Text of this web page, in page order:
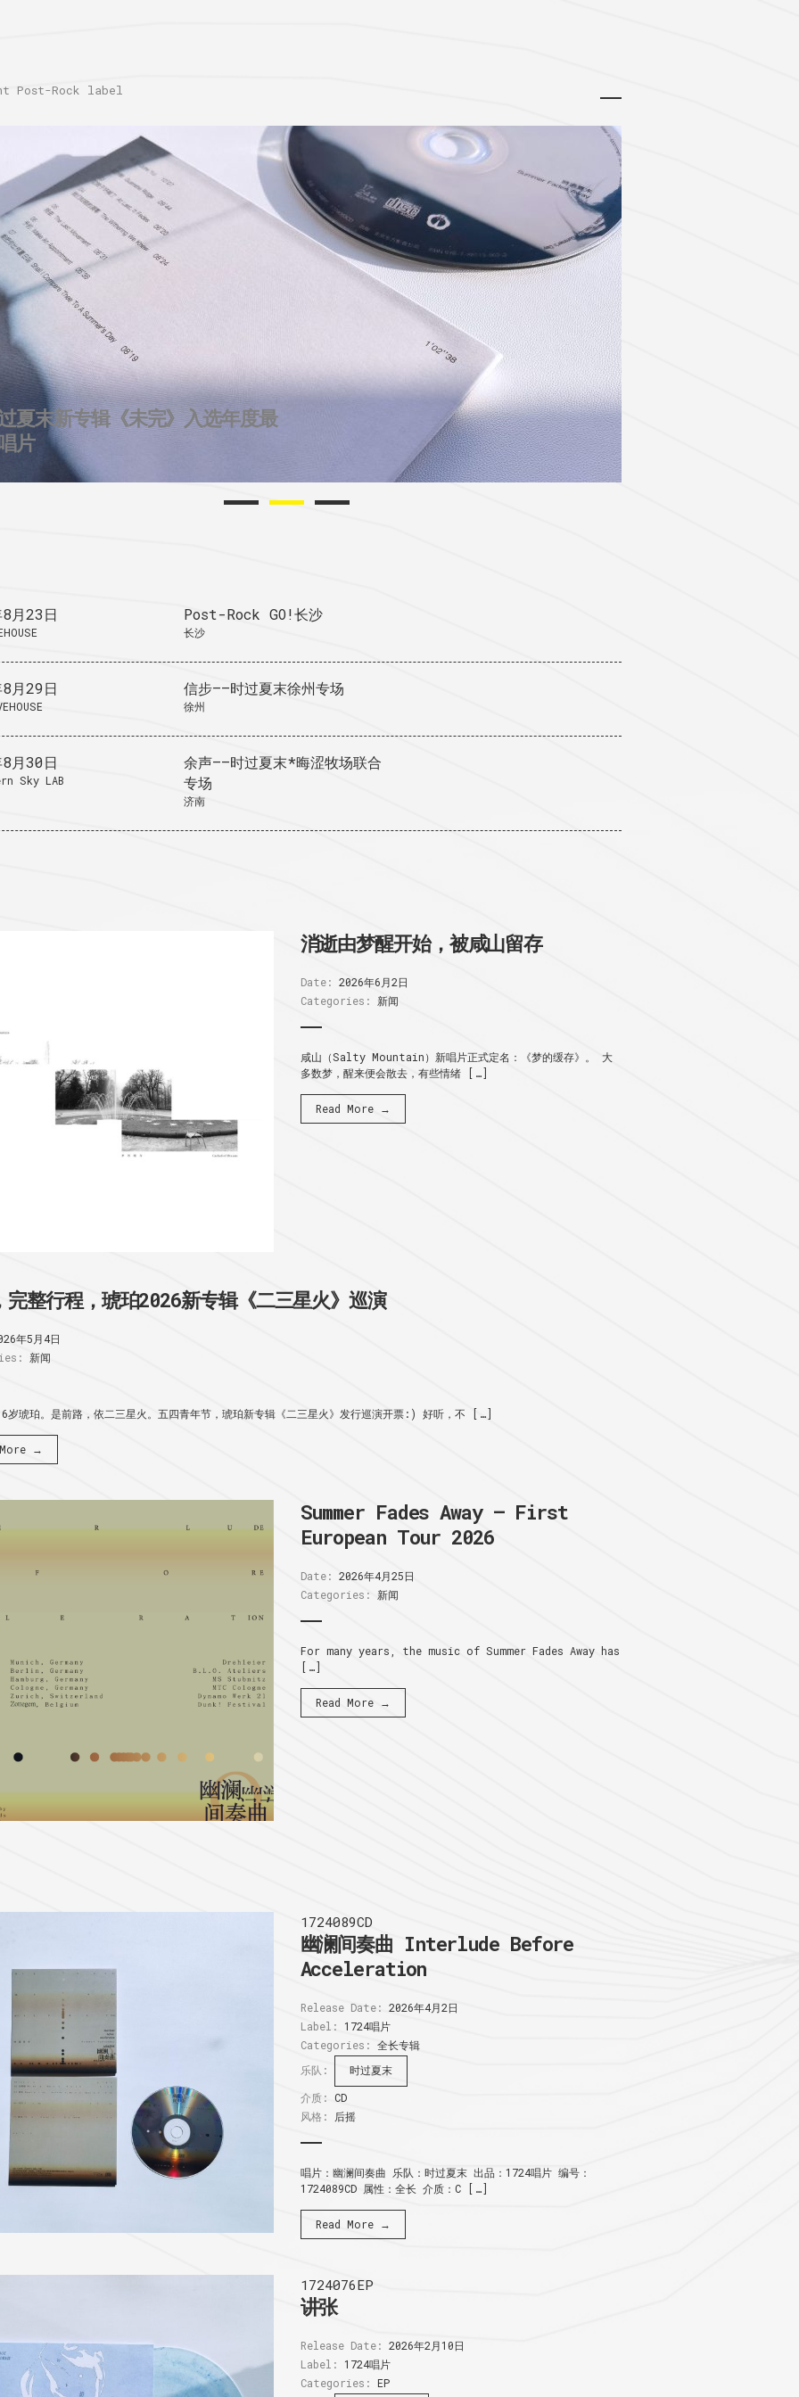
Post-Rock label
唱片的2025
夏末新专辑《未完》入选年度最
片
城市后摇群
月23日 Post-Rock GO!长沙
长沙
月29日 信步——时过夏末徐州专场
徐州
月30日
Sky LAB
余声——时过夏末*晦涩牧场联合
专场
济南
消逝由梦醒开始，被咸山留存
Date: 2026年6月2日
Categories:
新闻
咸山（Salty Mountain）新唱片正式定名：《梦的缓存》。 大
多数梦，醒来便会散去，有些情绪 […]
Read More →
完整行程，琥珀2026新专辑《二三星火》巡演
年5月4日
新闻
岁琥珀。是前路，依二三星火。五四青年节，琥珀新专辑《二三星火》发行巡演开票:) 好听，不 […]
→
Summer Fades Away – First
European Tour 2026
Date: 2026年4月25日
Categories:
新闻
For many years, the music of Summer Fades Away has
[…]
Read More →
1724089CD
幽澜间奏曲 Interlude Before
Acceleration
Release Date: 2026年4月2日
Label: 1724唱片
Categories: 全长专辑
乐队:
时过夏末
介质: CD
风格:
后摇
唱片：幽澜间奏曲 乐队：时过夏末 出品：1724唱片 编号：
1724089CD 属性：全长 介质：C […]
Read More →
1724076EP
讲张
Release Date: 2026年2月10日
Label: 1724唱片
Categories: EP